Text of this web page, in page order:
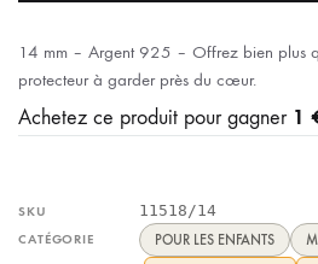
14 mm – Argent 925 – Offrez bien plus
protecteur à garder près du cœur.
Achetez ce produit pour gagner 1
SKU 11518/14
CATÉGORIE POUR LES ENFANTS